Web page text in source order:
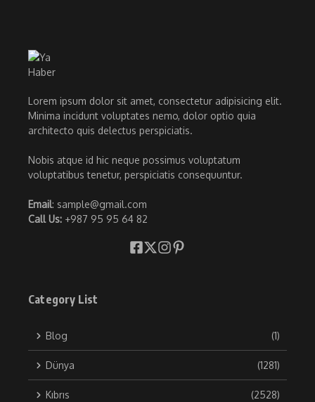
Lorem ipsum dolor sit amet, consectetur adipisicing elit.
Minima incidunt voluptates nemo, dolor optio quia
architecto quis delectus perspiciatis.
Nobis atque id hic neque possimus voluptatum
voluptatibus tenetur, perspiciatis consequuntur.
Email: sample@gmail.com
Call Us: +987 95 95 64 82
Category List
Blog (1)
Dünya (1281)
Kıbrıs (2528)